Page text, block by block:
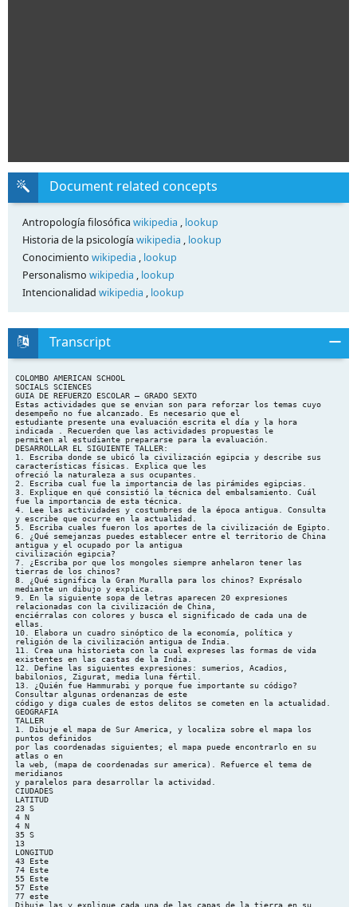
Document related concepts
Antropología filosófica wikipedia , lookup
Historia de la psicología wikipedia , lookup
Conocimiento wikipedia , lookup
Personalismo wikipedia , lookup
Intencionalidad wikipedia , lookup
Transcript
COLOMBO AMERICAN SCHOOL SOCIALS SCIENCES GUIA DE REFUERZO ESCOLAR – GRADO SEXTO Estas actividades que se envian son para reforzar los temas cuyo desempeño no fue alcanzado. Es necesario que el estudiante presente una evaluación escrita el día y la hora indicada . Recuerden que las actividades propuestas le permiten al estudiante prepararse para la evaluación. DESARROLLAR EL SIGUIENTE TALLER: 1. Escriba donde se ubicó la civilización egipcia y describe sus características físicas. Explica que les ofreció la naturaleza a sus ocupantes. 2. Escriba cual fue la importancia de las pirámides egipcias. 3. Explique en qué consistió la técnica del embalsamiento. Cuál fue la importancia de esta técnica. 4. Lee las actividades y costumbres de la época antigua. Consulta y escribe que ocurre en la actualidad. 5. Escriba cuales fueron los aportes de la civilización de Egipto. 6. ¿Qué semejanzas puedes establecer entre el territorio de China antigua y el ocupado por la antigua civilización egipcia? 7. ¿Escriba por que los mongoles siempre anhelaron tener las tierras de los chinos? 8. ¿Qué significa la Gran Muralla para los chinos? Exprésalo mediante un dibujo y explica. 9. En la siguiente sopa de letras aparecen 20 expresiones relacionadas con la civilización de China, enciérralas con colores y busca el significado de cada una de ellas. 10. Elabora un cuadro sinóptico de la economía, política y religión de la civilización antigua de India. 11. Crea una historieta con la cual expreses las formas de vida existentes en las castas de la India. 12. Define las siguientes expresiones: sumerios, Acadios, babilonios, Zigurat, media luna fértil. 13. ¿Quién fue Hammurabi y porque fue importante su código? Consultar algunas ordenanzas de este código y diga cuales de estos delitos se cometen en la actualidad. GEOGRAFIA TALLER 1. Dibuje el mapa de Sur America, y localiza sobre el mapa los puntos definidos por las coordenadas siguientes; el mapa puede encontrarlo en su atlas o en la web, (mapa de coordenadas sur america). Refuerce el tema de meridianos y paralelos para desarrollar la actividad. CIUDADES LATITUD 23 S 4 N 4 N 35 S 13 LONGITUD 43 Este 74 Este 55 Este 57 Este 77 este Dibuje las y explique cada una de las capas de la tierra en su cuaderno; posteriormente realice un cuadro comparativo para diferenciar la funcion de cada una en el globo terraqueo. COLOMBO AMERICAN SCHOOL SOCIAL SCIENCES GUIA DE REFUERZO ESCOLAR – GRADO SEPTIMO EL SIGUIENTE TALLER DEBE SER ENTRAGADO LA SEMANA POSTERIOR AL RECESO ESCOLAR, DEBE SER REALIZADO EN EL CUADERNO Y ENTREGADO LA SEMANA POSTERIOR AL RECESO ESCOLAR. GEOGRAFIA 1. REALIZA EL MAPA DE LAS REGIONES NATURALES DE AMERICA. 2. DEFINE QUE ES UNA REGION GEOGRAFICA Y COMO SE CLASIFICAN LAS REGIONES. 3. CUANTAS REGIONES NATURALES PRESENTA EL CONTINENTE AMERICANO? 4. REALIZA UN CUADRO CONCEPTUAL DE CADA UNA DE LAS REGIONES NATURALES DE AMERICA. TALLER DE RECUPERACION DE GEOGRAFIA DE SEPTIMO GRADO CUARTO PERIODO 1. realiza enuna hoja de block elmapa de la division politicade America. 2. Identifica losprincipales conceptos de Estados como una unidad geografica. 3. Que caracteristicas presentan lasorganizaciones de integracion latinoamericanas. 4. Describe las organizaciones internacionales surgidas en America. 5. Cuales son los objetivos de las principales organizaciones de integracion lalinoamericana. COLOMBO AMERICAN SCHOOL SOCIAL SCIENCES GUIA DE REFUERZO ESCOLAR – GRADO NOVENO EL SIGUIENTE TALLER DEBE SER ENTRAGADO LA SEMANA POSTERIOR AL RECESO ESCOLAR, DEBE SER REALIZADO EN EL CUADERNO Y ENTREGADO LA SEMANA POSTERIOR AL RECESO ESCOLAR. 1-Definir los siguientes conceptos que caracterizan los sectores de la economía colombiana. A-Agrícola B-Pecuaria C-Bienes de Consumo y clasificación D-Agroindustria. E-Tecnología de la comunicación y la información. F-Apertura Económica y Globalización. G-Cuadricefalia. 2-Explique cuál es el aporte de las siguientes disciplinas a la Geografía económica: -Estadística -Economía -Política -Demografía -Historia -Geografía económica 3-Explique la diferencia entre Vocación del suelo y uso del suelo. 4-Caracterizar en el cuadro los sectores económicos del país. SECTORES PRIMARIO SECUNDARIO TERCIARIO CUATERNARIO ACTIVIDADES IMPORTANCIA NOTA: El desarrollo del taller es requisito para presentar la evaluación de refuerzo y superación, además tener la carpeta al día y haber corregido las dos evaluaciones. HISTORIA: REALIZAR UN ENSAYO DE 3 A 4 HOJAS, DONDE ESTABLEZCA LA SIGUIENTE TEMATICA: BIPARTIDISMO EN COLOMBIA Y NUEVO ORDEN MUNDIAL COLOMBO AMERICAN SCHOOL SOCIAL SCIENCES GUIA DE REFUERZO ESCOLAR – GRADO DECIMO EL SIGUIENTE TALLER DEBE SER ENTRAGADO LA SEMANA POSTERIOR AL RECESO ESCOLAR, DEBE SER REALIZADO EN EL CUADERNO Y ENTREGADO LA SEMANA POSTERIOR AL RECESO ESCOLAR. GEOPOLITICA 1- Realice un mentefacto o mapa conceptual donde estableZca las caracteristicas generales y funciones de banco mundial, y la economia mundial teniendo como referencia el domino imperialista en america latina. 2- Realice un ensayo en donde responda la siguiente pregunta problema: ¿Cuál es el objetivo de establecer tratados de libre comercio en paises desarrollados y subdesarrollados? FILOSOFIA TALLER 1 ¿Qué es la antropología? En nuestra vida cotidiana solemos calificar los comportamientos negativos de algunas personas como propios de animales. Por esta razón, llamamos “animal”, por ejemplo, a una persona que golpea a otra en un arranque de furia; a alguien que maneja su carro de manera irresponsable o a alguien que arroja basura a la calle o destroza un bien común. La crítica a estos comportamientos obedece a que consideramos que somos seres racionales, que pensamos y tenemos capacidad para decidir y para actuar de acuerdo con unas normas establecidas por la sociedad. Por oposición al comportamiento que consideramos “animal”, a menudo nos sorprendemos con algunos comportamientos de animales que consideramos humanos. En estos casos decimos que esos animales son inteligentes. Podemos concluir, entonces, que consideramos que la inteligencia es exclusiva de los seres humanos. Pero, además de inteligencia, ¿qué tenemos los seres humanos que nos distinga de los animales? Cuando pensamos en la muerte, necesariamente la asociamos con la idea de cielo e infierno, y con el hecho de que tenemos un alma. Y nuestra inquietud fundamental es: ¿A dónde vamos después de morir?, ¿al cielo?, ¿al infierno? O ¿a dónde va nuestra alma? La pregunta de fondo que subyace a todos estos cuestionamientos, es en realidad: ¿Quiénes somos? ¿Para qué está el ser humanos en el mundo? La antropología es una disciplina que centra su investigación en tratar de contestar estos interrogantes. Pero resulta muy difícil llegar a algo que verdaderamente logre definir una especie tan problemática como la humana. Estos intentos de comprensión se ven traducidos en diversas ramas de la antropología que se ocupan de diferentes aspectos de la pregunta por el hombre: por ejemplo, la antropología cultural, que estudia los aspectos del hombre que lo determinan por su lenguaje y tradiciones; la antropobiología o antropología física, que se ocupa del hombre en cuanto especie biológica; y como éstas, otras disciplinas que se concentran en diversos aspectos de lo que significa ser un hombre. El descubrir un aspecto de la esencia humana, bien sea desde la biología, la sociología, etc., conduce al error de creer que tales aspectos son la explicación de la totalidad de lo que somos, dejándonos con la comprensión de apenas un pequeño fragmento. Pero ¿acaso en algún momento podremos descubrir algo que pueda distinguir a esa totalidad? La antropología filosófica y la filosofía Toda la filosofía es, de algún modo, antropología, pues se ocupa de cómo conoce el hombre, de qué puede hacer el hombre y por qué debe hacerlo. Sin embargo, se habla de antropología filosófica cuando se trata explícitamente de las preguntas que cuestionan lo que es propio y específico del hombre: ¿qué constituye al hombre? ¿Qué persigue? ¿Cuál es su naturaleza? ¿Para qué está en el mundo una especie como la humana? El concepto de hombre ha evolucionado con el paso del tiempo. Veamos. Sócrates. Con este filósofo se inicia el llamado período antropológico, que es en el que se empieza a poner al hombre como tema central de la reflexión filosófica. Para Sócrates, el hombre es un compuesto de cuerpo y alma. El alma es un ser inmaterial que está dentro de nosotros, que no es perceptible por los sentidos. Esta alma es racional y es sinónimo de inteligencia. La inteligencia es lo que nos permite decidir nuestra conducta, que, para él, es lo más importante en el hombre. Nuestras decisiones son el resultado de nuestros conceptos, es decir, de lo que conozcamos del bien y del mal, de lo justo y lo injusto, y de ellas depende nuestra felicidad. La felicidad es lo que busca el hombre y la práctica de la virtud es lo que nos lleva a ella. Su contrario es la ignorancia, que es la enfermedad del alma que conduce a la desgracia, Platón. El alma nos permite conocer la esencia de las cosas. La relación con el cuerpo es violenta y accidentada, ya que el alma ha caído en el cuerpo, que es su limitante. En la medida en que las dos sustancias, alma y cuerpo, no comparten una naturaleza común, su relación mutua tiende a ser de conflicto. Aristóteles. Rechaza el dualismo planteando un hombre como una sustancia única constituida por dos principios incompletos que no podrán existir separados. Para él, el hombre es un animal racional que tiene todas las funciones propias de los animales y que tiene una característica distintiva que es la razón. Esta racionalidad tiene una doble función; una práctica y otra teórica. La teórica tiene como objeto de conocimiento la esencia de las cosas y la práctica el conocimiento del cómo actuar correctamente. ACTIVIDADES: Defina con sus propias palabras qué es y en qué consiste la antropología filosófica. Enumere y explique con sus palabras las características del hombre como ser bi